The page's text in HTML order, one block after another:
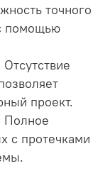
точного
помощью
Отсутствие
проект.
Полное
с протечками